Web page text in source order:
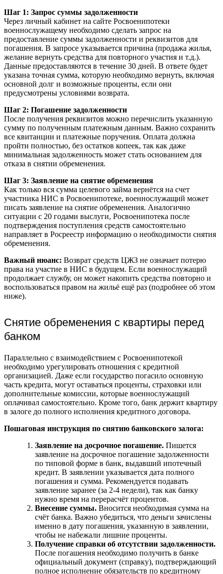
Шаг 1: Запрос суммы задолженности
Через личный кабинет на сайте Росвоенипотеки
военнослужащему необходимо сделать запрос на
предоставление суммы задолженности и реквизитов для
погашения. В запросе указывается причина (продажа жилья,
желание вернуть средства для повторного участия и т.д.).
Данные предоставляются в течение 30 дней. В ответе будет
указана точная сумма, которую необходимо вернуть, включая
основной долг и возможные проценты, если они
предусмотрены условиями возврата.
Шаг 2: Погашение задолженности
После получения реквизитов можно перечислить указанную
сумму по полученным платежным данным. Важно сохранить
все квитанции и платежные поручения. Оплата должна
пройти полностью, без остатков копеек, так как даже
минимальная задолженность может стать основанием для
отказа в снятии обременения.
Шаг 3: Заявление на снятие обременения
Как только вся сумма целевого займа вернётся на счет
участника НИС в Росвоенипотеке, военнослужащий может
писать заявление на снятие обременения. Аналогично
ситуации с 20 годами выслуги, Росвоенипотека после
подтверждения поступления средств самостоятельно
направляет в Росреестр информацию о необходимости снятия
обременения.
Важный нюанс: Возврат средств ЦЖЗ не означает потерю
права на участие в НИС в будущем. Если военнослужащий
продолжает службу, он может накопить средства повторно и
воспользоваться правом на жильё ещё раз (подробнее об этом
ниже).
Снятие обременения с квартиры перед
банком
Параллельно с взаимодействием с Росвоенипотекой
необходимо урегулировать отношения с кредитной
организацией. Даже если государство погасило основную
часть кредита, могут оставаться проценты, страховки или
дополнительные комиссии, которые военнослужащий
оплачивал самостоятельно. Кроме того, банк держит квартиру
в залоге до полного исполнения кредитного договора.
Пошаговая инструкция по снятию банковского залога:
Заявление на досрочное погашение. Пишется
заявление на досрочное погашение задолженности
по типовой форме в банк, выдавший ипотечный
кредит. В заявлении указывается дата полного
погашения и сумма. Рекомендуется подавать
заявление заранее (за 2-4 недели), так как банку
нужно время на перерасчёт процентов.
Внесение суммы. Вносится необходимая сумма на
счёт банка. Важно убедиться, что деньги зачислены
именно в дату погашения, указанную в заявлении,
чтобы не набежали лишние проценты.
Получение справки об отсутствии задолженности.
После погашения необходимо получить в банке
официальный документ (справку), подтверждающий
полное исполнение обязательств по кредитному